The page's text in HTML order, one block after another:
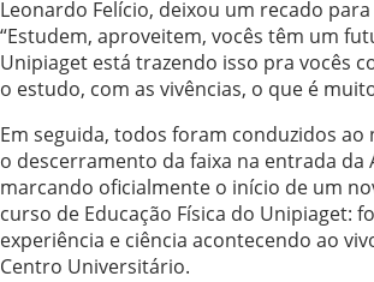
Leonardo Felício, deixou um recado
“Estudem, aproveitem, vocês têm um
Unipiaget está trazendo isso pra vocês
o estudo, com as vivências, o que é
Em seguida, todos foram conduzidos ao
o descerramento da faixa na entrada da
marcando oficialmente o início de um
curso de Educação Física do Unipiaget:
experiência e ciência acontecendo ao
Centro Universitário.